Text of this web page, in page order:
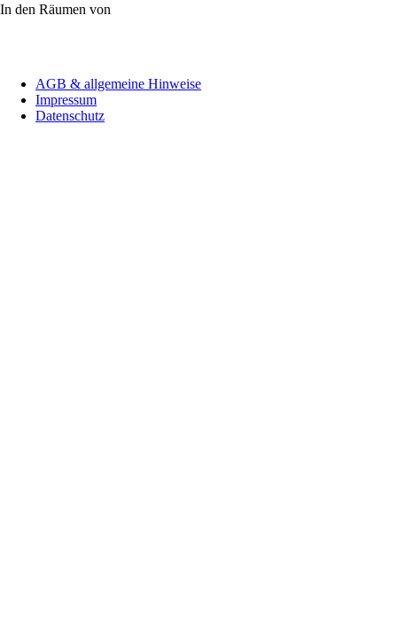
In den Räumen von
überspringenAGB & allgemeine Hinweise
Impressum
Datenschutz